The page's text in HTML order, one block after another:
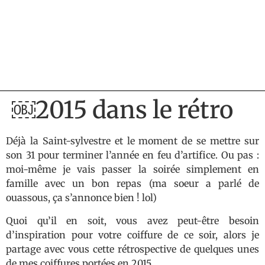
￼2015 dans le rétro
Déjà la Saint-sylvestre et le moment de se mettre sur
son 31 pour terminer l’année en feu d’artifice. Ou pas :
moi-même je vais passer la soirée simplement en
famille avec un bon repas (ma soeur a parlé de
ouassous, ça s’annonce bien ! lol)
Quoi qu’il en soit, vous avez peut-être besoin
d’inspiration pour votre coiffure de ce soir, alors je
partage avec vous cette rétrospective de quelques unes